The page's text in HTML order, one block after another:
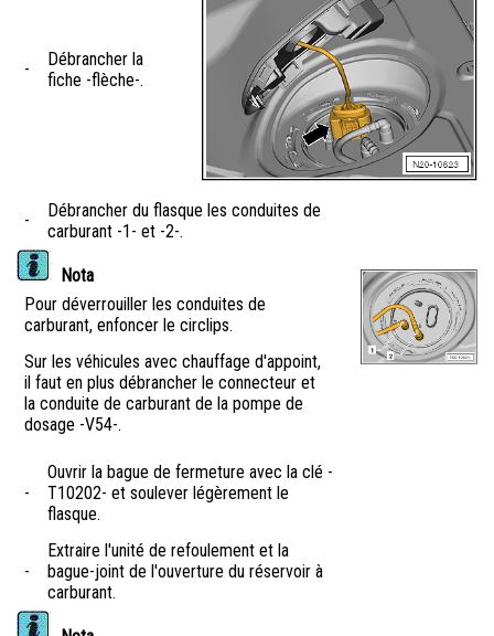
-
Débrancher la
fiche -flèche-.
-
Débrancher du flasque les conduites de
carburant -1- et -2-.
Nota
Pour déverrouiller les conduites de
carburant, enfoncer le circlips.
Sur les véhicules avec chauffage d'appoint,
il faut en plus débrancher le connecteur et
la conduite de carburant de la pompe de
dosage -V54-.
-
Ouvrir la bague de fermeture avec la clé -
T10202- et soulever légèrement le
flasque.
-
Extraire l'unité de refoulement et la
bague-joint de l'ouverture du réservoir à
carburant.